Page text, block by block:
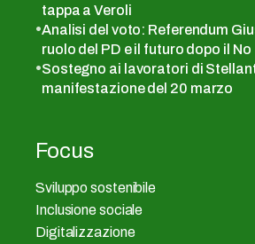
tappa a Veroli
Analisi del voto: Referendum
ruolo del PD e il futuro dopo il No
Sostegno ai lavoratori di
manifestazione del 20 marzo
Focus
Sviluppo sostenibile
Inclusione sociale
Digitalizzazione